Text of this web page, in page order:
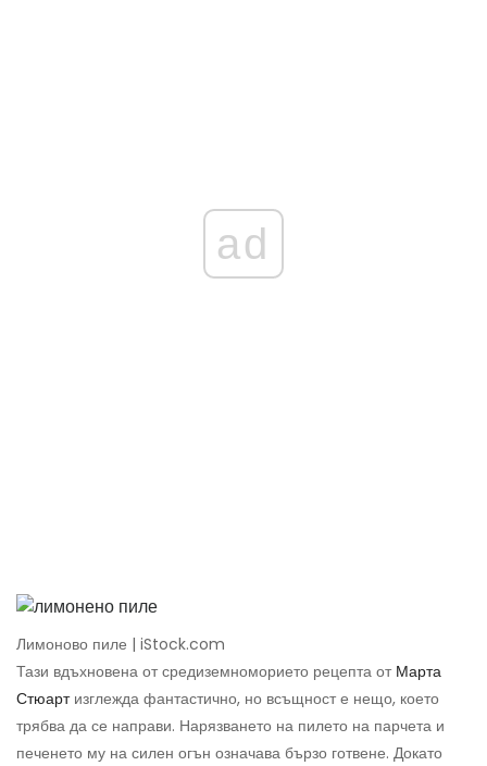
ad
Лимоново пиле | iStock.com
Тази вдъхновена от средиземноморието рецепта от Марта
Стюартизглежда фантастично, но всъщност е нещо, което
трябва да се направи. Нарязването на пилето на парчета и
печенето му на силен огън означава бързо готвене. Докато